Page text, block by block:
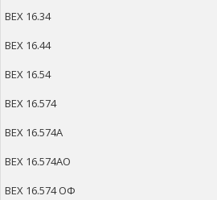
ВЕХ 16.34
ВЕХ 16.44
ВЕХ 16.54
ВЕХ 16.574
ВЕХ 16.574А
ВЕХ 16.574АO
ВЕХ 16.574 ОФ